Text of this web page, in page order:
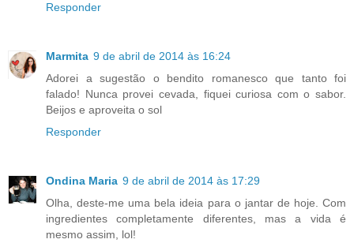
Responder
Marmita 9 de abril de 2014 às 16:24
Adorei a sugestão o bendito romanesco que tanto foi
falado! Nunca provei cevada, fiquei curiosa com o sabor.
Beijos e aproveita o sol
Responder
Ondina Maria 9 de abril de 2014 às 17:29
Olha, deste-me uma bela ideia para o jantar de hoje. Com
ingredientes completamente diferentes, mas a vida é
mesmo assim, lol!